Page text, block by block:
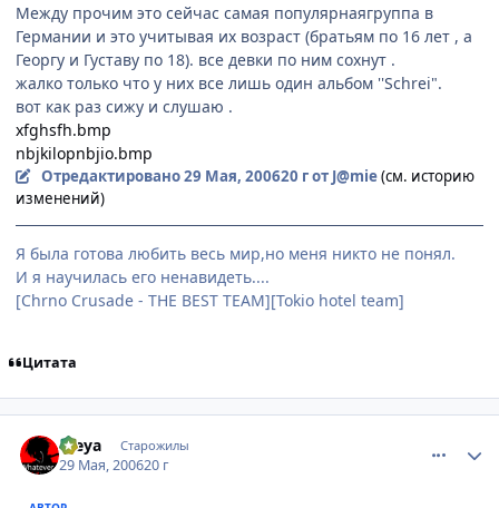
Между прочим это сейчас самая популярнаягруппа в
Германии и это учитывая их возраст (братьям по 16 лет , а
Георгу и Густаву по 18). все девки по ним сохнут .
жалко только что у них все лишь один альбом ''Schrei".
вот как раз сижу и слушаю .
xfghsfh.bmp
nbjkilopnbjio.bmp
Отредактировано29 Мая, 200620 гот J@mie(см. историю
изменений)
Я была готова любить весь мир,но меня никто не понял.
И я научилась его ненавидеть....
[Chrno Crusade - THE BEST TEAM][Tokio hotel team]
Цитата
Freya Старожилы
29 Мая, 200620 г